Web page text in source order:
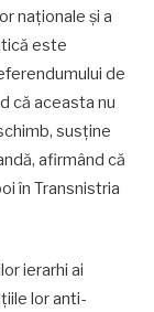
naționale și a
este
de
că aceasta nu
susține
afirmând că
în Transnistria
ierarhi ai
lor anti-